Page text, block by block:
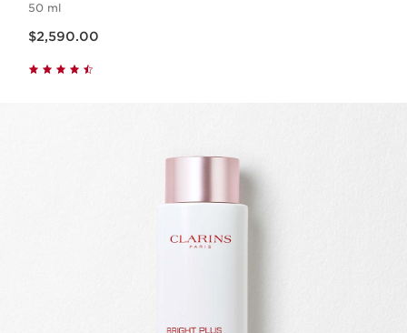
50 ml
$2,590.00